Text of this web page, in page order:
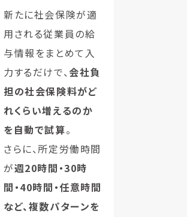
新たに社会保険が適
用される従業員の給
与情報をまとめて入
力するだけで、 会社負
担の社会保険料がど
れくらい増えるのか
を自動で試算。
さらに、所定労働時間
が週20時間・30時
間・40時間・任意時間
など、複数パターンを